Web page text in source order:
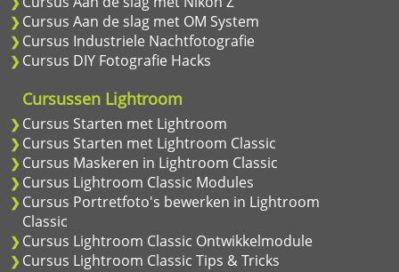
Cursus Aan de slag met OM System
Cursus Industriele Nachtfotografie
Cursus DIY Fotografie Hacks
Cursussen Lightroom
Cursus Starten met Lightroom
Cursus Starten met Lightroom Classic
Cursus Maskeren in Lightroom Classic
Cursus Lightroom Classic Modules
Cursus Portretfoto's bewerken in Lightroom
Classic
Cursus Lightroom Classic Ontwikkelmodule
Cursus Lightroom Classic Tips & Tricks